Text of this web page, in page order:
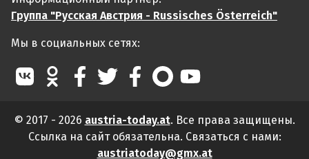
Группа "Русская Австрия - Russisches Österreich"
Мы в социальных сетях:
© 2017 - 2026 austria-today.at. Все права защищены.
Ссылка на сайт обязательна. Связаться с нами:
austriatoday@gmx.at